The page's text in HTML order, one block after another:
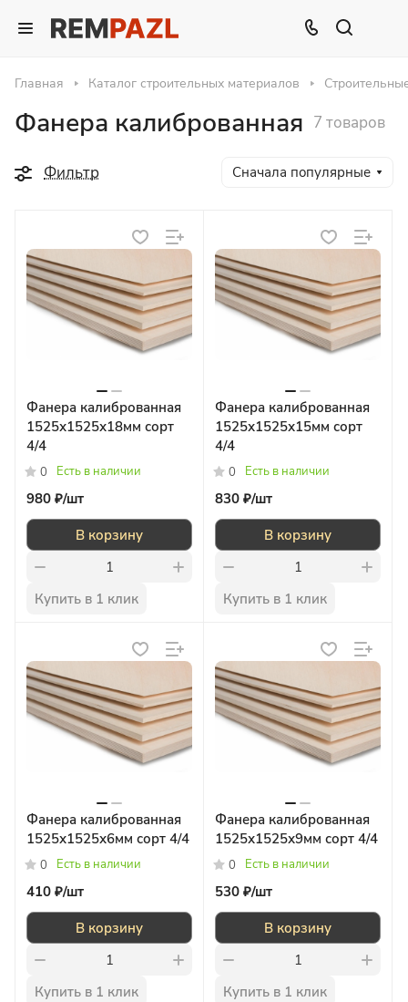
Главная Каталог строительных материалов
Фанера калиброванная 7 товаров
Фильтр Сначала популярные
Фанера калиброванная
1525х1525х18мм сорт
4/4
0 Есть в наличии
980 ₽/шт
В корзину
Купить в 1 клик
Фанера калиброванная
1525х1525х15мм сорт
4/4
0 Есть в наличии
830 ₽/шт
В корзину
Купить в 1 клик
Фанера калиброванная
1525х1525х6мм сорт 4/4
0 Есть в наличии
410 ₽/шт
В корзину
Купить в 1 клик
Фанера калиброванная
1525х1525х9мм сорт 4/4
0 Есть в наличии
530 ₽/шт
В корзину
Купить в 1 клик